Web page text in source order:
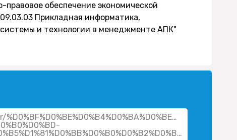
обеспечение экономической
Прикладная информатика,
и технологии в менеджменте АПК"
%D0%B2%D1%8F%D1%87%D0%B5%D1%81%D0%BB%D0%B0%D0%B2%D0%BE%D0%B2%D0%B8%D1%87/